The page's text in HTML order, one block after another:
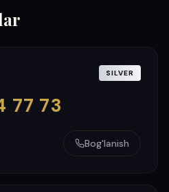
SILVER
77 73
Bog'lanish